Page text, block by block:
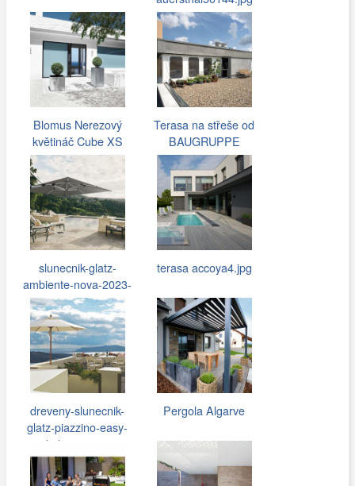
Blomus Nerezový
květináč Cube XS
Terasa na střeše od
BAUGRUPPE
slunecnik-glatz-
ambiente-nova-2023-
1300x.jpg
terasa accoya4.jpg
dreveny-slunecnik-
glatz-piazzino-easy-
kulaty-300…
Pergola Algarve